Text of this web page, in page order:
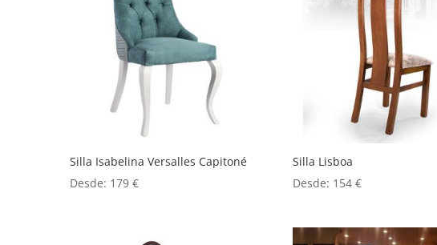
Silla Isabelina Versalles Capitoné
Desde: 179€
Silla Lisboa
Desde: 154€